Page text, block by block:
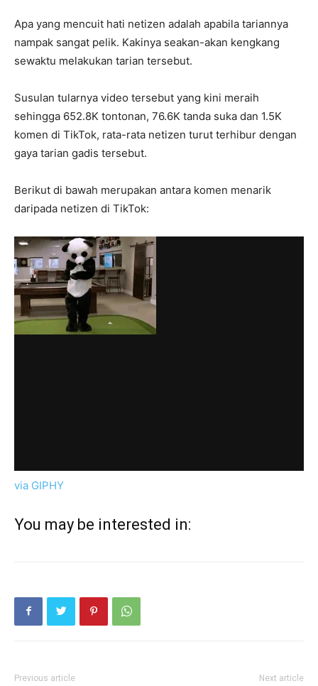
Apa yang mencuit hati netizen adalah apabila tariannya
nampak sangat pelik. Kakinya seakan-akan kengkang
sewaktu melakukan tarian tersebut.
Susulan tularnya video tersebut yang kini meraih
sehingga 652.8K tontonan, 76.6K tanda suka dan 1.5K
komen di TikTok, rata-rata netizen turut terhibur dengan
gaya tarian gadis tersebut.
Berikut di bawah merupakan antara komen menarik
daripada netizen di TikTok:
via GIPHY
You may be interested in:
Previous article Next article